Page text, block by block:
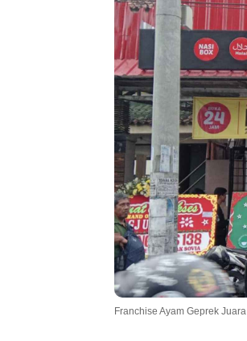
Franchise Ayam Geprek Juara